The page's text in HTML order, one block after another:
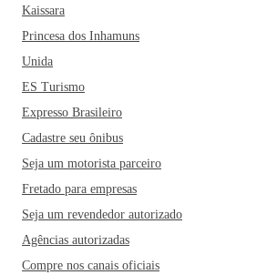
frutos do mar!
Kaissara
Princesa dos Inhamuns
Unida
ES Turismo
Expresso Brasileiro
Cadastre seu ônibus
Seja um motorista parceiro
Fretado para empresas
Seja um revendedor autorizado
Agências autorizadas
Compre nos canais oficiais